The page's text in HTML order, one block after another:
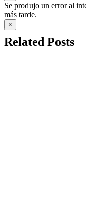
Se produjo un error al
más tarde.
×
Related Posts